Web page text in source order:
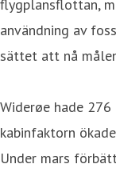
flygplansflottan,
användning av
sättet att nå
Widerøe hade 276
kabinfaktorn
Under mars